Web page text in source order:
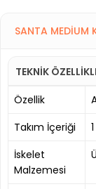
SANTA MEDIUM
TEKNİK
Özellik
Takım İçeriği
İskelet
Malzemesi